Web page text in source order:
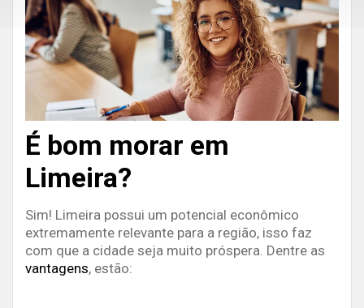
É bom morar em
Limeira?
Sim! Limeira possui um potencial econômico
extremamente relevante para a região, isso faz
com que a cidade seja muito próspera. Dentre as
vantagens, estão: